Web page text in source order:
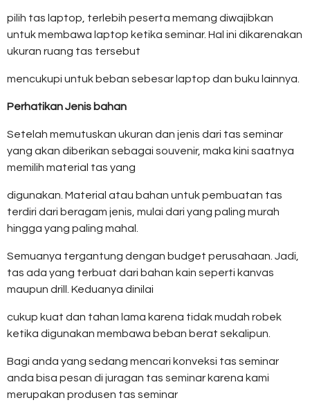
pilih tas laptop, terlebih peserta memang diwajibkan
untuk membawa laptop ketika seminar. Hal ini dikarenakan
ukuran ruang tas tersebut
mencukupi untuk beban sebesar laptop dan buku lainnya.
Perhatikan Jenis bahan
Setelah memutuskan ukuran dan jenis dari tas seminar
yang akan diberikan sebagai souvenir, maka kini saatnya
memilih material tas yang
digunakan. Material atau bahan untuk pembuatan tas
terdiri dari beragam jenis, mulai dari yang paling murah
hingga yang paling mahal.
Semuanya tergantung dengan budget perusahaan. Jadi,
tas ada yang terbuat dari bahan kain seperti kanvas
maupun drill. Keduanya dinilai
cukup kuat dan tahan lama karena tidak mudah robek
ketika digunakan membawa beban berat sekalipun.
Bagi anda yang sedang mencari konveksi tas seminar
anda bisa pesan di juragan tas seminar karena kami
merupakan produsen tas seminar